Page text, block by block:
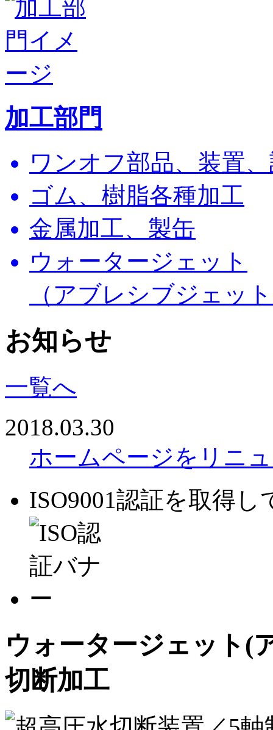
加工部門
ワンオフ部品、装置
ゴム、樹脂各種加工
金属加工、製缶
ウォータージェット
（アブレシブジェッ
お知らせ
一覧へ
2018.03.30
ホームページをリニ
ISO9001認証を取得し
ウォータージェット(
切断加工